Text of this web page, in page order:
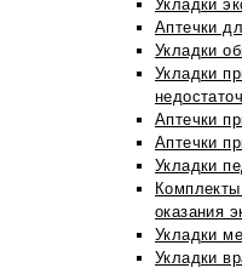
Укладки
Аптечки
Укладки
Укладки
Аптечки
Аптечки
Укладки
оказания
Укладки
Укладки